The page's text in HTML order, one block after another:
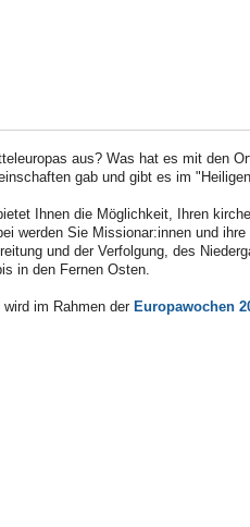
aus? Was hat es mit den
gab und gibt es im
Ihnen die Möglichkeit, Ihren
werden Sie Missionar:innen und
und der Verfolgung, des
in den Fernen Osten.
im Rahmen der Europawochen